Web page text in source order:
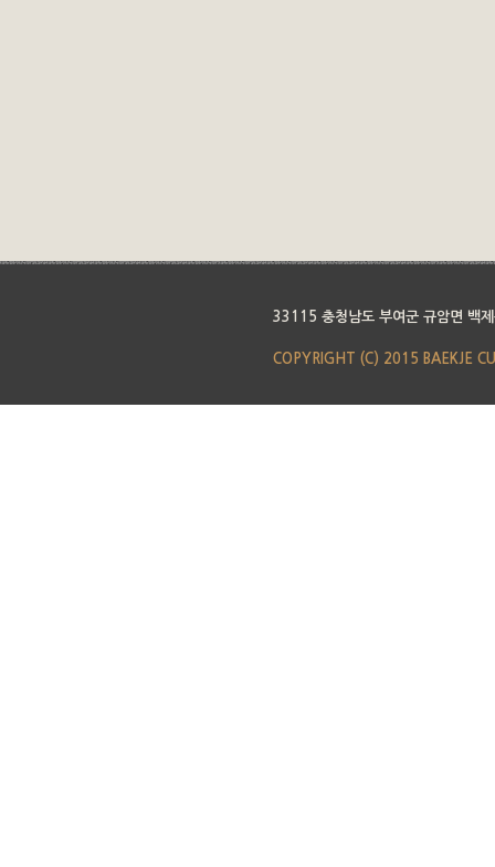
33115 충청남도 부여군 규암면 백
COPYRIGHT (C) 2015 BAEKJE